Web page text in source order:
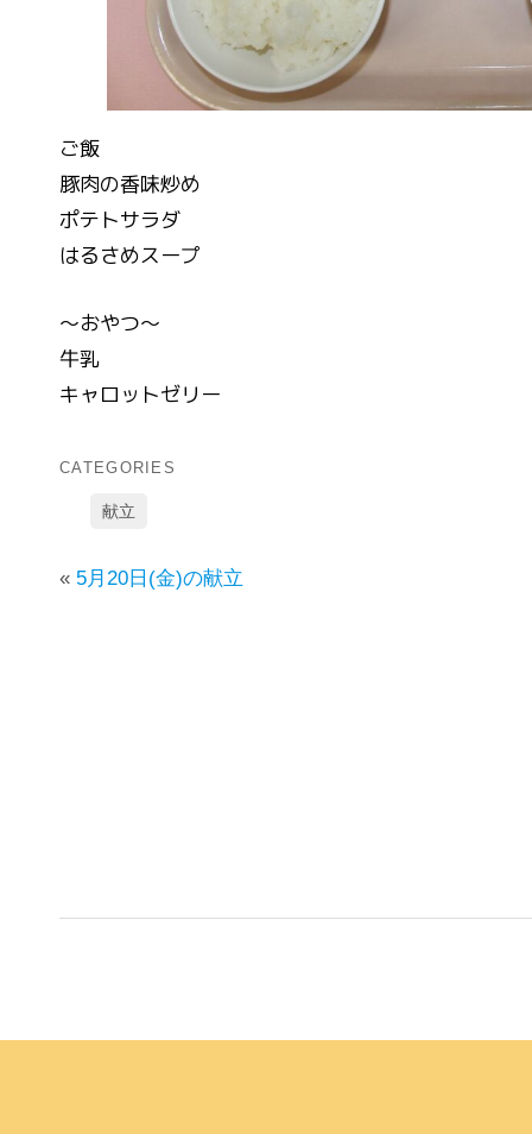
ご飯
豚肉の香味炒め
ポテトサラダ
はるさめスープ
～おやつ～
牛乳
キャロットゼリー
CATEGORIES
献立
« 5月20日(金)の献立